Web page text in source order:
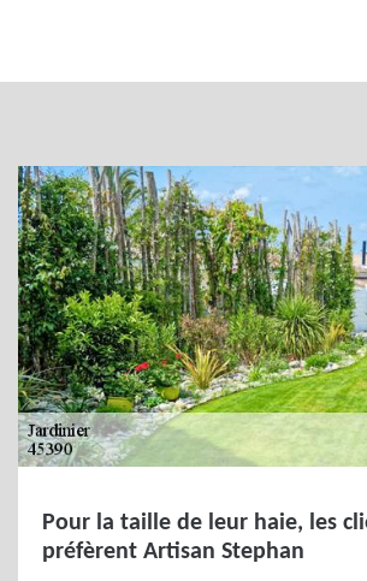
Pour la taille de leur haie, les
préfèrent Artisan Stephan